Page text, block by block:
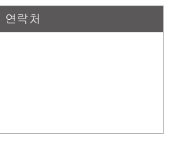
연락처